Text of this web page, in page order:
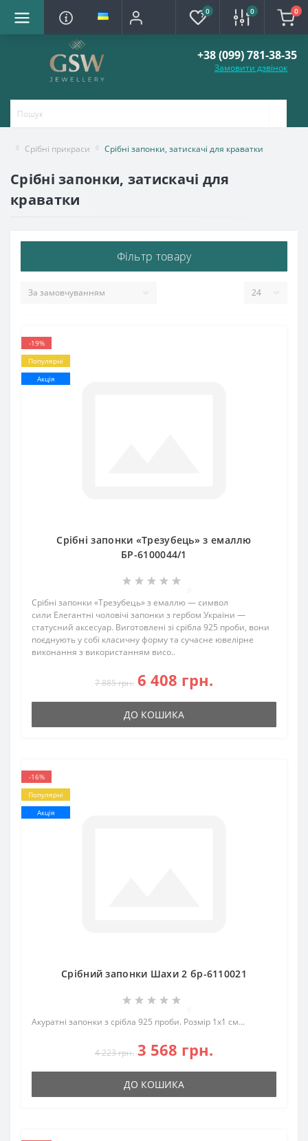
0 0 0
+38 (099) 781-38-35
Замовити дзвінок
Срібні прикраси Срібні запонки, затискачі для краватки
Срібні запонки, затискачі для
краватки
Фільтр товару
-19%
Популярні
Акція
Срібні запонки «Трезубець» з емаллю
БР-6100044/1
Срібні запонки «Трезубець» з емаллю — символ
сили Елегантні чоловічі запонки з гербом України —
статусний аксесуар. Виготовлені зі срібла 925 проби, вони
поєднують у собі класичну форму та сучасне ювелірне
виконання з використанням висо..
7 885 грн. 6 408 грн.
ДО КОШИКА
-16%
Популярні
Акція
Срібний запонки Шахи 2 бр-6110021
Акуратні запонки з срібла 925 проби. Розмір 1х1 см...
4 223 грн. 3 568 грн.
ДО КОШИКА